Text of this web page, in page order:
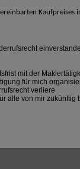
Kaufpreises
mit der
für mich
verliere
alle von mir zukünftig